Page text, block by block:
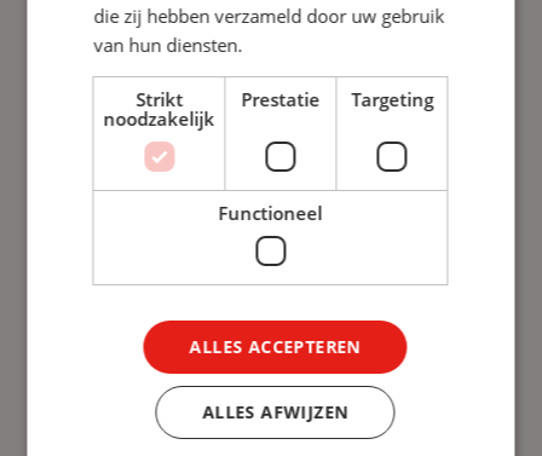
Content
L&D-as-a-Service
Sectoren
Corporate
Onderwijs
Publieke sector & Overheid
die zij hebben verzameld door uw gebruik
van hun diensten.
Strikt
noodzakelijk
Prestatie Targeting
Functioneel
ALLES ACCEPTEREN
ALLES AFWIJZEN